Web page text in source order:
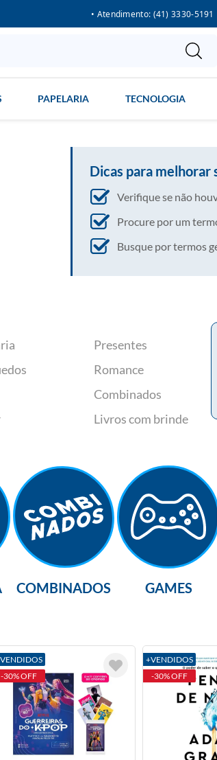
• Atendimento: (41) 3330-5191
PAPELARIA TECNOLOGIA
Dicas para melhorar
Verifique se não
Procure por um
Busque por termos
Presentes
Romance
Combinados
Livros com brinde
COMBINADOS GAMES
-30% OFF
+VENDIDOS
-30% OFF